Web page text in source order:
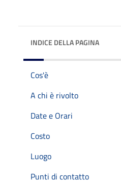
INDICE DELLA PAGINA
Cos'è
A chi è rivolto
Date e Orari
Costo
Luogo
Punti di contatto